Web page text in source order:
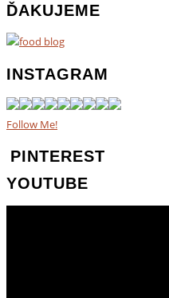
ĎAKUJEME
INSTAGRAM
Follow Me!
PINTEREST
YOUTUBE